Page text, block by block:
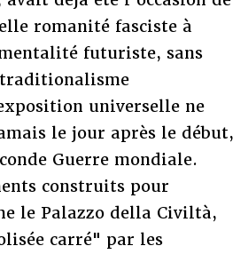
romanité fasciste à
futuriste, sans
universelle ne
le jour après le début,
Guerre mondiale.
construits pour
le Palazzo della Civiltà,
carré" par les